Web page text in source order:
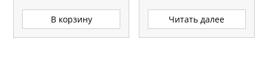
В корзину Читать далее